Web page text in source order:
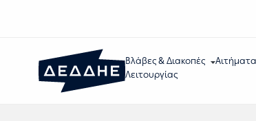
Βλάβες & Διακοπές
Λειτουργίας